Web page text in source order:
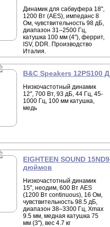
Динамик для сабвуфера 18",
1200 Вт (AES), импеданс 8
Ом, чувствительность 98 дБ,
диапазон 31–2500 Гц,
катушка 100 мм (4"), феррит,
ISV, DDR. Производство
Италия.
B&C Speakers 12PS100
Низкочастотный динамик
12", 700 Вт, 93 дБ, 44 Гц, 45-
1000 Гц, 100 мм катушка,
медь
EIGHTEEN SOUND
дюймов
Низкочастотный динамик
15", неодим, 600 Вт AES
(1200 Вт continuous), 16 Ом,
чувствительность 98.5 дБ,
диапазон 38–3300 Гц, Xmax
9.5 мм, медная катушка 75
мм (3"), вес 4.7 кг